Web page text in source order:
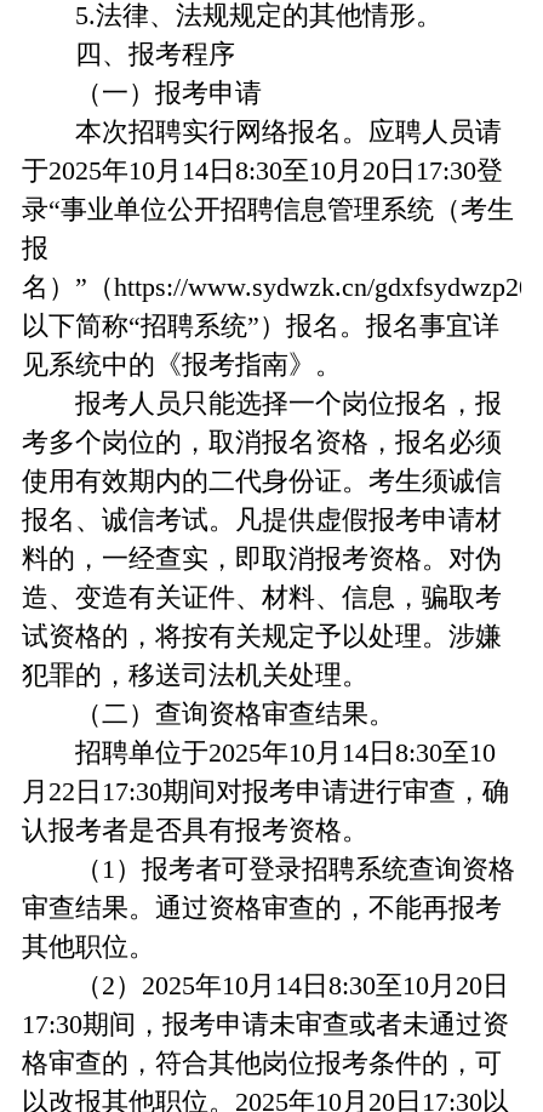
5.法律、法规规定的其他情形。
四、报考程序
（一）报考申请
本次招聘实行网络报名。应聘人员请
于2025年10月14日8:30至10月20日17:30登
录“事业单位公开招聘信息管理系统（考生
报
名）”（https://www.sydwzk.cn/
以下简称“招聘系统”）报名。报名事宜详
见系统中的《报考指南》。
报考人员只能选择一个岗位报名，报
考多个岗位的，取消报名资格，报名必须
使用有效期内的二代身份证。考生须诚信
报名、诚信考试。凡提供虚假报考申请材
料的，一经查实，即取消报考资格。对伪
造、变造有关证件、材料、信息，骗取考
试资格的，将按有关规定予以处理。涉嫌
犯罪的，移送司法机关处理。
（二）查询资格审查结果。
招聘单位于2025年10月14日8:30至10
月22日17:30期间对报考申请进行审查，确
认报考者是否具有报考资格。
（1）报考者可登录招聘系统查询资格
审查结果。通过资格审查的，不能再报考
其他职位。
（2）2025年10月14日8:30至10月20日
17:30期间，报考申请未审查或者未通过资
格审查的，符合其他岗位报考条件的，可
以改报其他职位。2025年10月20日17:30以